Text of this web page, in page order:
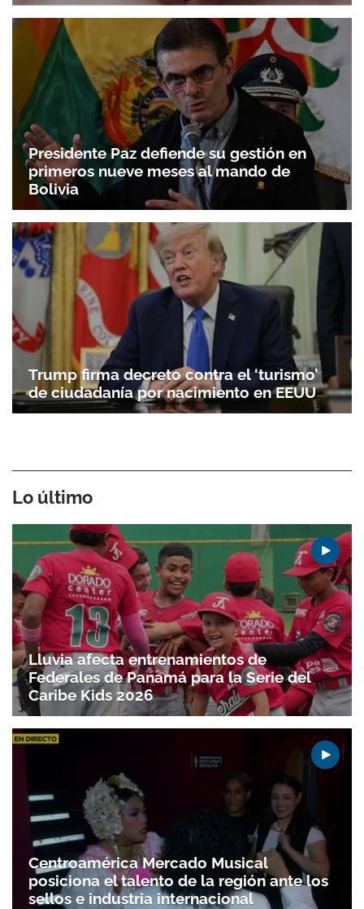
Presidente Paz defiende su gestión en
primeros nueve meses al mando de
Bolivia
Trump firma decreto contra el ‘turismo’
de ciudadanía por nacimiento en EEUU
Lo último
Lluvia afecta entrenamientos de
Federales de Panamá para la Serie del
Caribe Kids 2026
Centroamérica Mercado Musical
posiciona el talento de la región ante los
sellos e industria internacional